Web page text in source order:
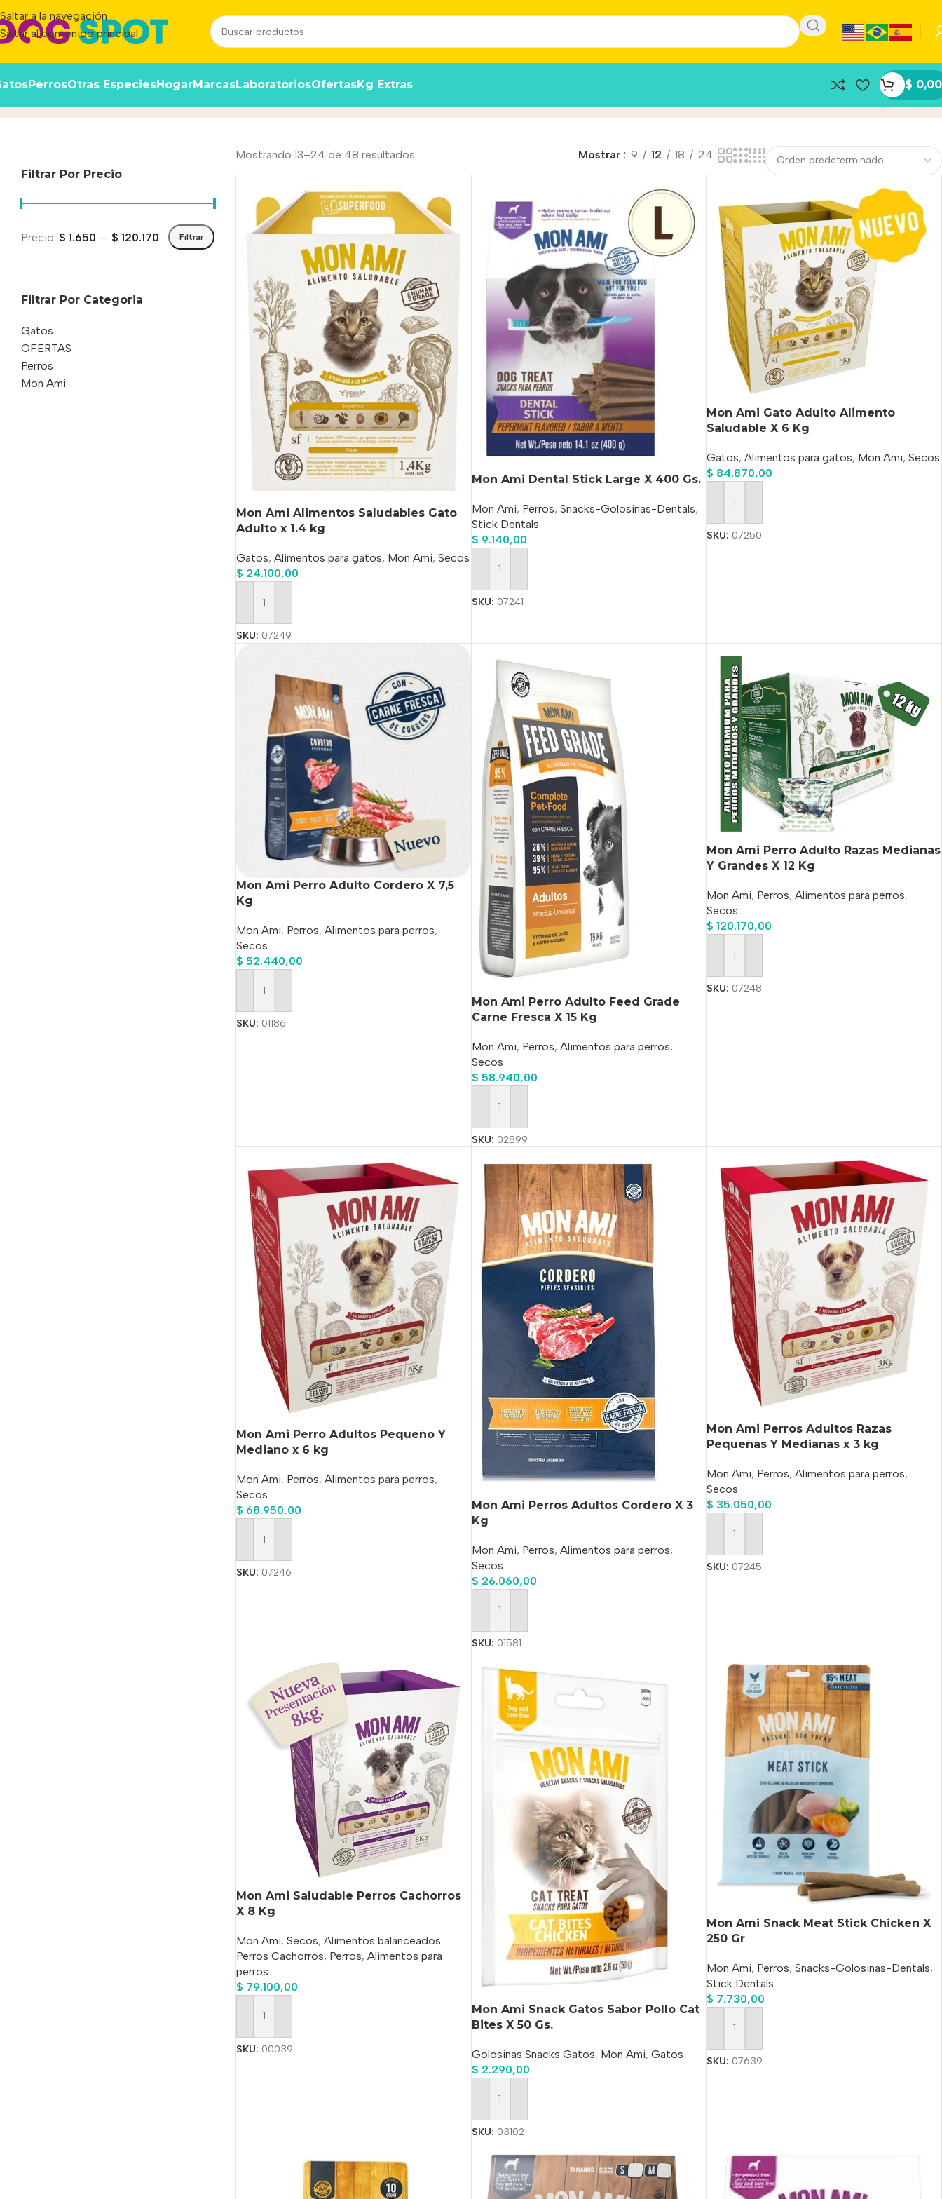
Saltar a la navegación
Saltar al contenido principal
PerrosOtras EspeciesHogarMarcasLaboratoriosOfertasKg Extras $ 0,00
Filtrar Por Precio
Filtrar
Precio: $ 1.650 — $ 120.170
Filtrar Por Categoria
Gatos
OFERTAS
Perros
Mon Ami
Mostrando 13–24 de 48 resultados Mostrar 9 12 18 24
Mon Ami Alimentos Saludables Gato
Adulto x 1.4 kg
Gatos, Alimentos para gatos, Mon Ami, Secos
$ 24.100,00
Añadir Al Carrito
SKU: 07249
Mon Ami Dental Stick Large X 400 Gs.
Mon Ami, Perros, Snacks-Golosinas-Dentals,
Stick Dentals
$ 9.140,00
Añadir Al Carrito
SKU: 07241
Mon Ami Gato Adulto Alimento
Saludable X 6 Kg
Gatos, Alimentos para gatos, Mon Ami, Secos
$ 84.870,00
Añadir Al Carrito
SKU: 07250
Mon Ami Perro Adulto Cordero X 7,5
Kg
Mon Ami, Perros, Alimentos para perros,
Secos
$ 52.440,00
Añadir Al Carrito
SKU: 01186
Mon Ami Perro Adulto Feed Grade
Carne Fresca X 15 Kg
Mon Ami, Perros, Alimentos para perros,
Secos
$ 58.940,00
Añadir Al Carrito
SKU: 02899
Mon Ami Perro Adulto Razas Medianas
Y Grandes X 12 Kg
Mon Ami, Perros, Alimentos para perros,
Secos
$ 120.170,00
Añadir Al Carrito
SKU: 07248
Mon Ami Perro Adultos Pequeño Y
Mediano x 6 kg
Mon Ami, Perros, Alimentos para perros,
Secos
$ 68.950,00
Añadir Al Carrito
SKU: 07246
Mon Ami Perros Adultos Cordero X 3
Kg
Mon Ami, Perros, Alimentos para perros,
Secos
$ 26.060,00
Añadir Al Carrito
SKU: 01581
Mon Ami Perros Adultos Razas
Pequeñas Y Medianas x 3 kg
Mon Ami, Perros, Alimentos para perros,
Secos
$ 35.050,00
Añadir Al Carrito
SKU: 07245
Mon Ami Saludable Perros Cachorros
X 8 Kg
Mon Ami, Secos, Alimentos balanceados
Perros Cachorros, Perros, Alimentos para
perros
$ 79.100,00
Añadir Al Carrito
SKU: 00039
Mon Ami Snack Gatos Sabor Pollo Cat
Bites X 50 Gs.
Golosinas Snacks Gatos, Mon Ami, Gatos
$ 2.290,00
Añadir Al Carrito
SKU: 03102
Mon Ami Snack Meat Stick Chicken X
250 Gr
Mon Ami, Perros, Snacks-Golosinas-Dentals,
Stick Dentals
$ 7.730,00
Añadir Al Carrito
SKU: 07639